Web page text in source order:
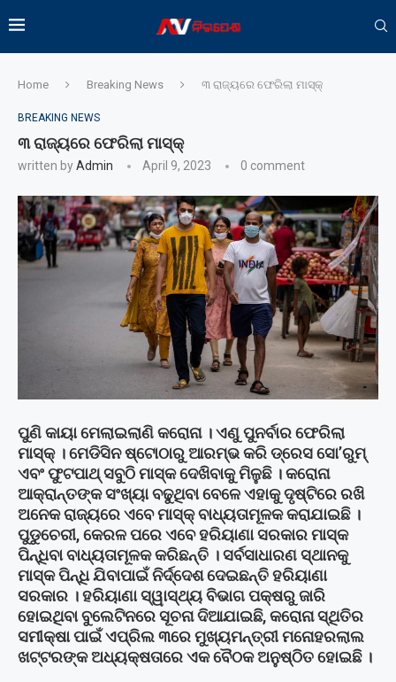
Home Breaking News ୩ ରାଜ୍ୟରେ ଫେରିଲା ମାସ୍କ୍‌
BREAKING NEWS
୩ ରାଜ୍ୟରେ ଫେରିଲା ମାସ୍କ୍‌
written byAdmin April 9, 2023 0 comment
ପୁଣି କାୟା ମେଲାଇଲାଣି କରୋନା । ଏଣୁ ପୁନର୍ବାର ଫେରିଲା
ମାସ୍କ୍ । ମେଡିସିନ ଷ୍ଟୋଠାରୁ ଆରମ୍ଭ କରି ଡ୍ରେସ ସୋ’ରୁମ୍
ଏବଂ ଫୁଟପାଥ୍ ସବୁଠି ମାସ୍କ ଦେଖିବାକୁ ମିଳୁଛି । କରୋନା
ଆକ୍ରାନ୍ତଙ୍କ ସଂଖ୍ୟା ବଢୁଥିବା ବେଳେ ଏହାକୁ ଦୃଷ୍ଟିରେ ରଖି
ଅନେକ ରାଜ୍ୟରେ ଏବେ ମାସ୍କ୍ ବାଧ୍ୟତାମୂଳକ କରାଯାଇଛି ।
ପୁଡୁଚେରୀ, କେରଳ ପରେ ଏବେ ହରିୟାଣା ସରକାର ମାସ୍କ
ପିନ୍ଧିବା ବାଧ୍ୟତାମୂଳକ କରିଛନ୍ତି । ସର୍ବସାଧାରଣ ସ୍ଥାନକୁ
ମାସ୍କ ପିନ୍ଧି ଯିବାପାଇଁ ନିର୍ଦ୍ଦେଶ ଦେଇଛନ୍ତି ହରିୟାଣା
ସରକାର । ହରିୟାଣା ସ୍ୱାସ୍ଥ୍ୟ ବିଭାଗ ପକ୍ଷରୁ ଜାରି
ହୋଇଥିବା ବୁଲେଟିନରେ ସୂଚନା ଦିଆଯାଇଛି, କରୋନା ସ୍ଥିତିର
ସମୀକ୍ଷା ପାଇଁ ଏପ୍ରିଲ ୩ରେ ମୁଖ୍ୟମନ୍ତ୍ରୀ ମନୋହରଲାଲ
ଖଟ୍ଟରଙ୍କ ଅଧ୍ୟକ୍ଷତାରେ ଏକ ବୈଠକ ଅନୁଷ୍ଠିତ ହୋଇଛି ।